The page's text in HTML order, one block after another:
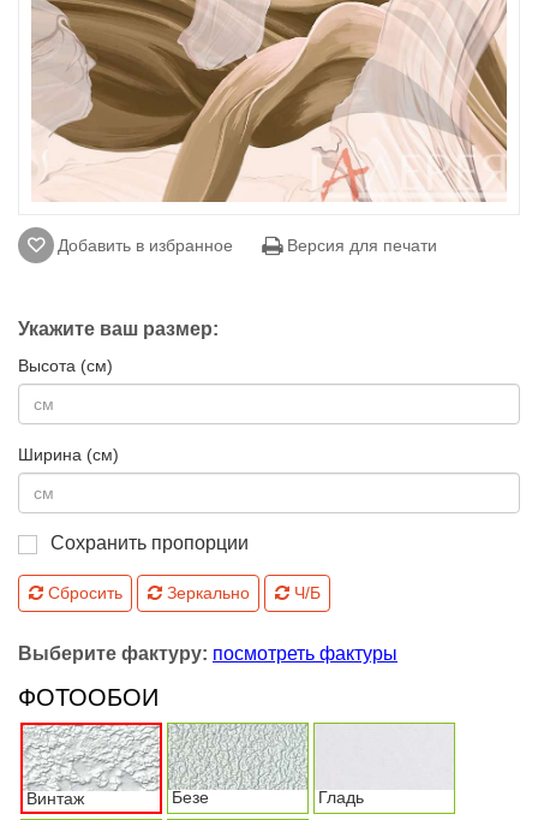
Добавить в избранное Версия для печати
Укажите ваш размер:
Высота (см)
Ширина (см)
Сохранить пропорции
Сбросить Зеркально Ч/Б
Выберите фактуру: посмотреть фактуры
ФОТООБОИ
Винтаж Безе Гладь